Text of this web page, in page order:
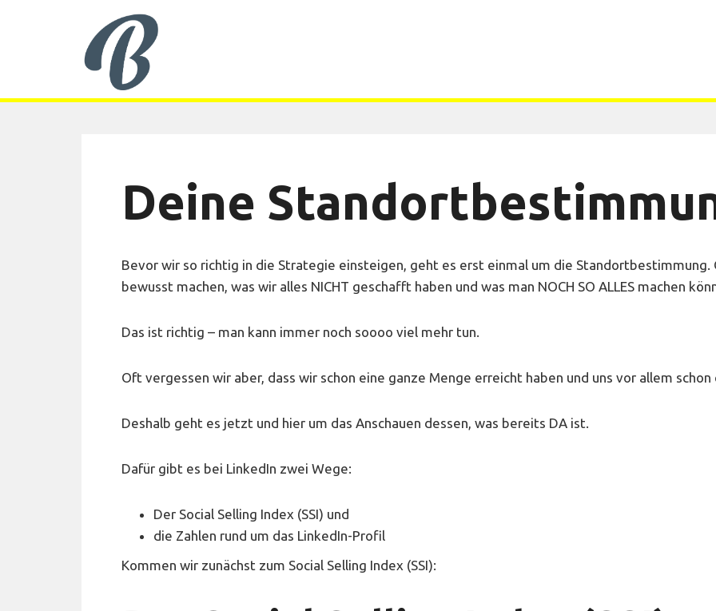
Deine
Bevor wir so richtig in die Strategie einsteigen, geht es erst einmal um die Standortbestimmung.
bewusst machen, was wir alles NICHT geschafft haben und was man NOCH SO ALLES machen
Das ist richtig – man kann immer noch soooo viel mehr tun.
Oft vergessen wir aber, dass wir schon eine ganze Menge erreicht haben und uns vor allem
Deshalb geht es jetzt und hier um das Anschauen dessen, was bereits DA ist.
Dafür gibt es bei LinkedIn zwei Wege:
Der Social Selling Index (SSI) und
die Zahlen rund um das LinkedIn-Profil
Kommen wir zunächst zum Social Selling Index (SSI):